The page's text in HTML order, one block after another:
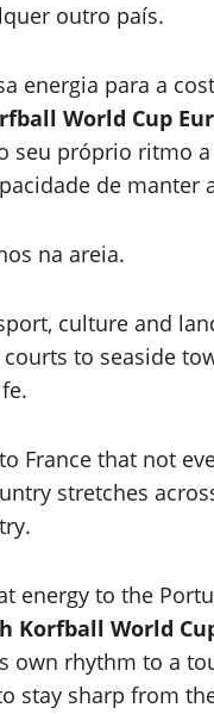
outro país.
energia para a
World Cup
seu próprio ritmo
de
na areia.
culture and
to seaside
France that not
stretches
energy to the
Korfball World
own rhythm to a
stay sharp from